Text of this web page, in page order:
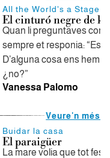
All the World's a Stage
El cinturó negre de
Quan li preguntaves com
sempre et responia:
D’alguna cosa ens hem
¿no?”
Vanessa Palomo
Veure'n més
Buidar la casa
El paraigüer
La mare volia que tot fes